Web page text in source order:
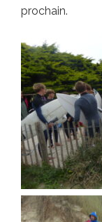
prochain.